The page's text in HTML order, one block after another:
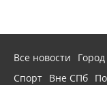
Все новости Город
Спорт Вне СПб